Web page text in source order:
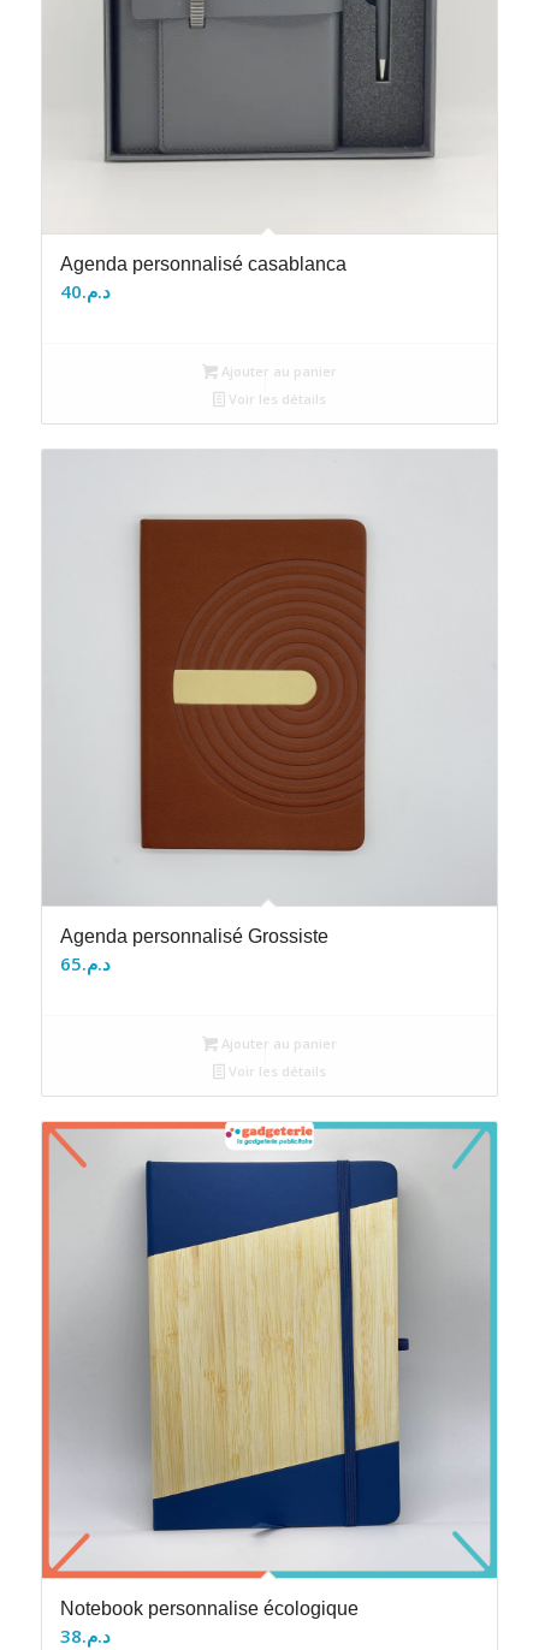
Agenda personnalisé casablanca
د.م.40
Ajouter au panier
Voir les détails
Agenda personnalisé Grossiste
د.م.65
Ajouter au panier
Voir les détails
Notebook personnalise écologique
د.م.38